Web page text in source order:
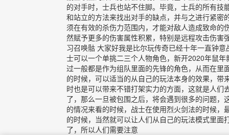
的对手时，士兵也站不住脚。毕竟，士兵的所有
和站立的方法来找出对手的缺点，并与之进行紧
须在有效的杀伤力范围内，才能对敌人造成致命
然赋予更多的伤害属性积累，特别是远程攻击伤
习召唤骷 大家好我是比尔玩传奇已经十年一直钟
士可以一个单挑二三个人物角色，新开2020年鼠
过一般都是作为组队里面的先锋的角色，从而在
的时候，可以适当的从自己的玩法本身的效果，
时也是可以带来不错打架实力的方面，这就是人
了，那么一旦被包围之后，将会遇到很多的问题
的情况来看的时候，战士在使用烈火剑法的时候
的时候，当然就可以让人们从自己的玩法模式里
了，所以人们需要注意